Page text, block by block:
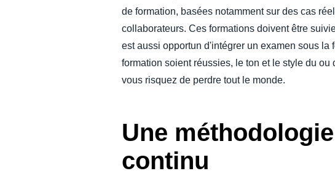
de formation, basées notamment sur des cas
collaborateurs. Ces formations doivent être
est aussi opportun d'intégrer un examen sous
formation soient réussies, le ton et le style du
vous risquez de perdre tout le monde.
Une
continu